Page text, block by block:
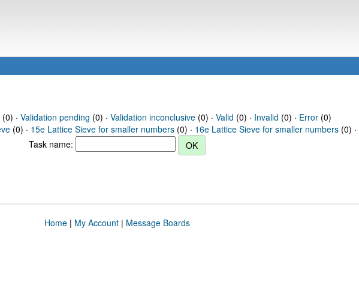
· Validation pending (0) · Validation inconclusive(0) · Valid (0) · Invalid (0) · Error(0)
(0) · 15e Lattice Sieve for smaller numbers (0) · 16e Lattice Sieve for smaller numbers (0) ·
Task name:
Home| My Account| Message Boards